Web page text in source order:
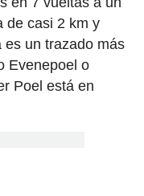
de casi 2 km y
es un trazado más
Evenepoel o
Poel está en